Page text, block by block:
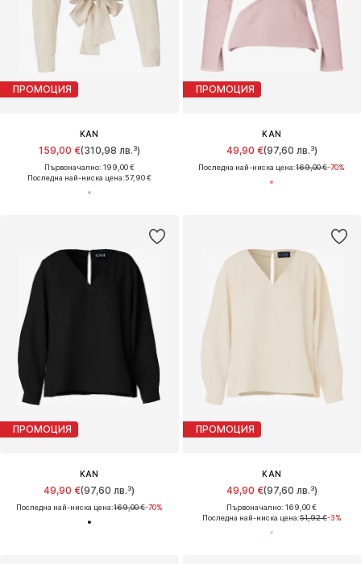
ПРОМОЦИЯ
KAN
159,00 €(310,98 лв.³)
Първоначално: 199,00 €
Последна най-ниска цена:57,90 €
ПРОМОЦИЯ
KAN
49,90 €(97,60 лв.³)
Последна най-ниска цена:169,00 €-70%
ПРОМОЦИЯ
KAN
49,90 €(97,60 лв.³)
Последна най-ниска цена:169,00 €-70%
ПРОМОЦИЯ
KAN
49,90 €(97,60 лв.³)
Първоначално: 169,00 €
Последна най-ниска цена:51,92 €-3%